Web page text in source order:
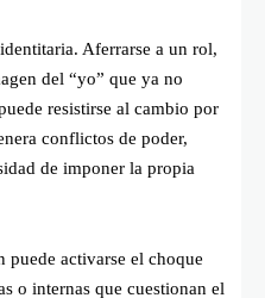
Aferrarse a un rol,
del “yo” que ya no
resistirse al cambio por
conflictos de poder,
de imponer la propia
puede activarse el choque
o internas que cuestionan el